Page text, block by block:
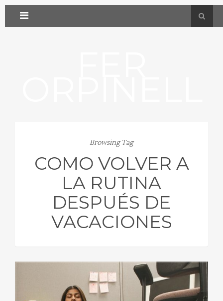
Browsing Tag
COMO VOLVER A
LA RUTINA
DESPUÉS DE
VACACIONES